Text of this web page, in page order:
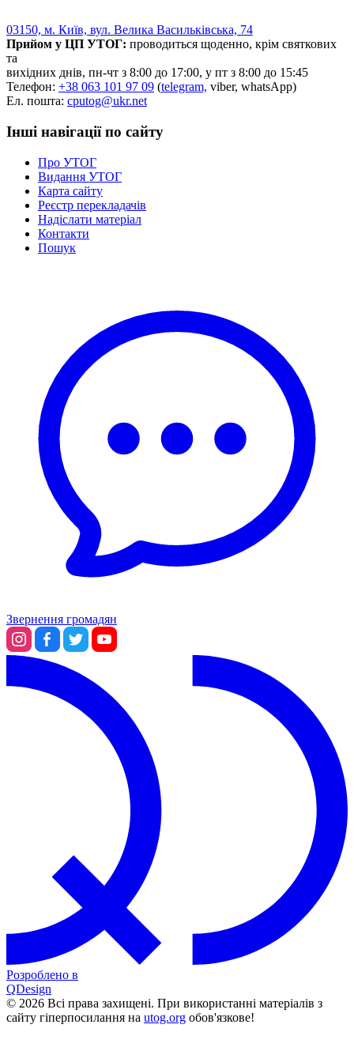
03150, м. Київ, вул. Велика Васильківська, 74
Прийом у ЦП УТОГ: проводиться щоденно, крім святкових
та
вихідних днів, пн-чт з 8:00 до 17:00, у пт з 8:00 до 15:45
Телефон: +38 063 101 97 09 (telegram, viber, whatsApp)
Ел. пошта: cputog@ukr.net
Інші навігації по сайту
Про УТОГ
Видання УТОГ
Карта сайту
Реєстр перекладачів
Надіслати матеріал
Контакти
Пошук
Звернення громадян
Розроблено в
QDesign
© 2026 Всі права захищені. При використанні матеріалів з
сайту гіперпосилання на utog.org обов'язкове!